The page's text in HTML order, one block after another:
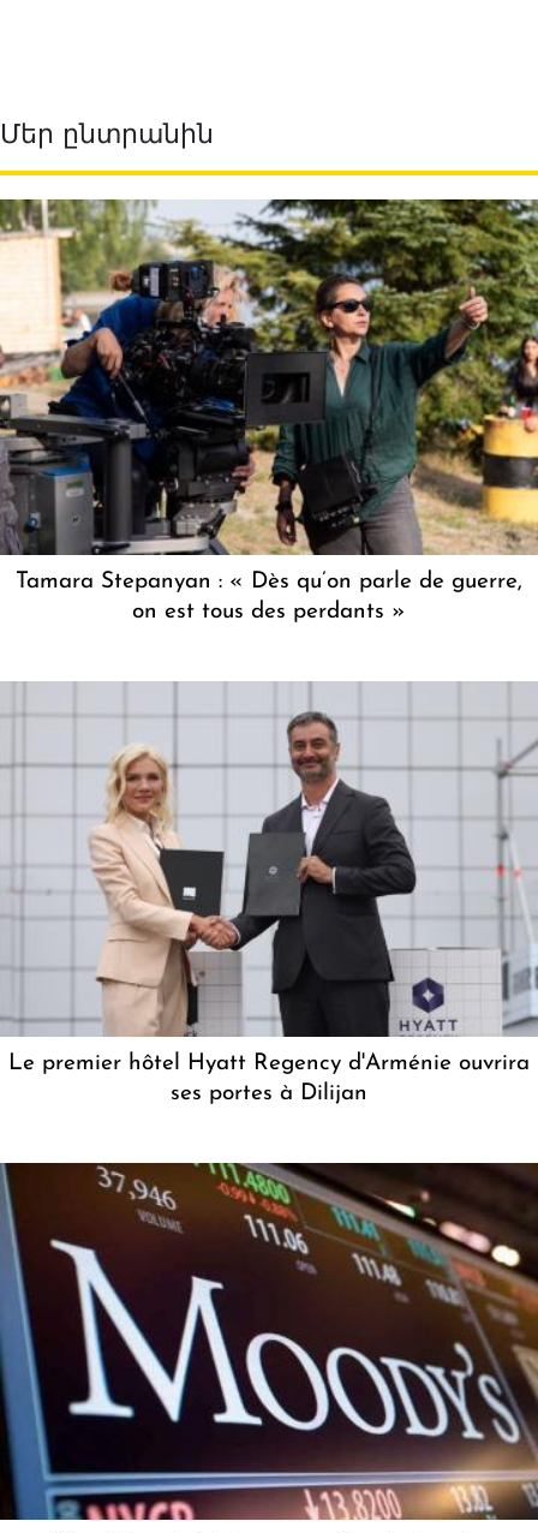
Մեր ընտրանին
Tamara Stepanyan : « Dès qu’on parle de guerre,
on est tous des perdants »
Le premier hôtel Hyatt Regency d'Arménie ouvrira
ses portes à Dilijan